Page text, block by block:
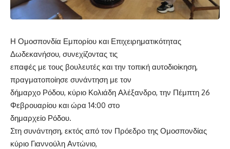
Η Ομοσπονδία Εμπορίου και Επιχειρηματικότητας
Δωδεκανήσου, συνεχίζοντας τις
επαφές με τους βουλευτές και την τοπική αυτοδιοίκηση,
πραγματοποίησε συνάντηση με τον
δήμαρχο Ρόδου, κύριο Κολιάδη Αλέξανδρο, την Πέμπτη 26
Φεβρουαρίου και ώρα 14:00 στο
δημαρχείο Ρόδου.
Στη συνάντηση, εκτός από τον Πρόεδρο της Ομοσπονδίας
κύριο Γιαννούλη Αντώνιο,